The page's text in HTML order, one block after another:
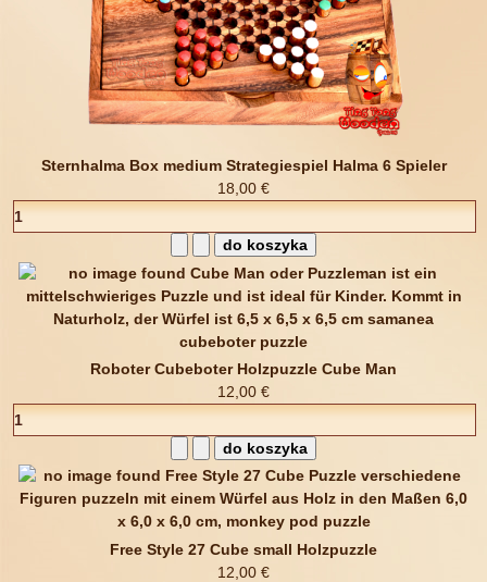
Sternhalma Box medium Strategiespiel Halma 6 Spieler
18,00 €
Roboter Cubeboter Holzpuzzle Cube Man
12,00 €
Free Style 27 Cube small Holzpuzzle
12,00 €